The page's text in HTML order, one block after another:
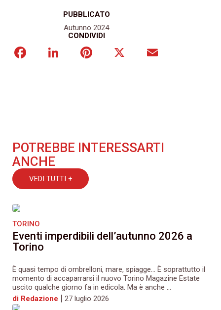
PUBBLICATO
Autunno 2024
CONDIVIDI
FacebookLinkedInPinterest
POTREBBE INTERESSARTI
ANCHE
VEDI TUTTI +
TORINO
Eventi imperdibili dell’autunno 2026 a
Torino
È quasi tempo di ombrelloni, mare, spiagge… È soprattutto il
momento di accaparrarsi il nuovo Torino Magazine Estate
uscito qualche giorno fa in edicola. Ma è anche ...
di Redazione | 27 luglio 2026